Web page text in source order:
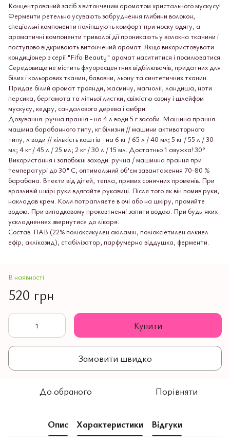
Концентрований засіб з витонченим ароматом христального мускусу!
Ферменти ретельно усувають забруднення глибини волокон,
спеціальні компоненти поліпшують комфорт при носку одягу, а
ароматичні компоненти тривалої дії проникають у волокна тканини і
поступово відкривають витончений аромат. Якщо використовувати
кондиціонер з серії "Fifa Beauty" аромат насититися і посилюватися.
Середовище не містить флуоресцентних відбілювачів, придатних для
білих і кольорових тканин, бавовни, льону та синтетичних тканин.
Придає білий аромат троянди, жасмину, магнолії, ландиша, ноти
персика, бергамота та літньої листки, свіжістю озону і шлейфом
мускусу, кедру, сандалового дерева і амбри.
Дозування: ручна прання - на 4 л води 5 г засоби. Машина прання:
машина барабанного типу, кг білизни // машини активаторного
типу, л води // кількість коштів - на 6 кг / 65 л / 40 мл; 5 кг / 55 л / 30
мл; 4 кг / 45 л / 25 мл; 2 кг / 30 л / 15 мл. Достатньо 1 смужка! 30°
Використання і запобіжні заходи: ручна / машинна прання при
температурі до 30" C, оптимальний об'єм завантаження 70-80 %
барабана. Втекти від дітей, тепла, прямих сонячних променів. При
вразливій шкірі руки вдягайте рукавиці. Після того як він помив руки,
накладав крем. Коли потрапляєте в очі або на шкіру, промийте
водою. При випадковому проковтненні запити водою. При будь-яких
ускладненнях звернутися до лікаря.
Состав: ПАВ (22% поліоксикулен акіламін, поліоксіетилен алкиел
ефір, аклікозид), стабілізатор, парфумерна віддушка, ферменти.
В наявності
520 грн
Купити
Замовити швидко
До обраного Порівняти
Опис Характеристики Відгуки